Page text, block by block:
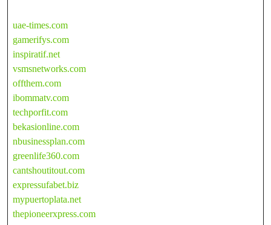
uae-times.com
gamerifys.com
inspiratif.net
vsmsnetworks.com
offthem.com
ibommatv.com
techporfit.com
bekasionline.com
nbusinessplan.com
greenlife360.com
cantshoutitout.com
expressufabet.biz
mypuertoplata.net
thepioneerxpress.com